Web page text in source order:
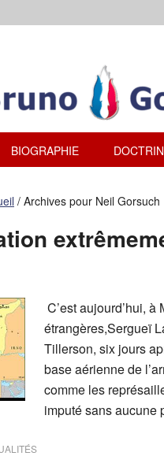
BIOGRAPHIE
/ Archives pour Neil Gorsuch
C’est aujourd’hui,
étrangères,Sergueï
Tillerson, six jours
base aérienne de
comme les
imputé sans